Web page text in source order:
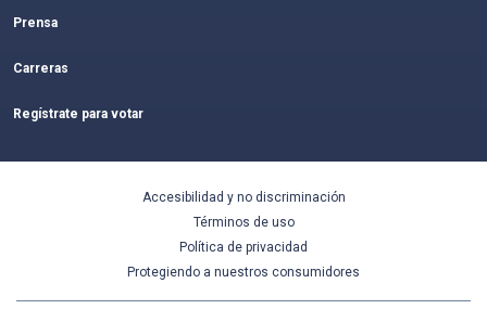
Prensa
Carreras
Regístrate para votar
Accesibilidad y no discriminación
Términos de uso
Política de privacidad
Protegiendo a nuestros consumidores